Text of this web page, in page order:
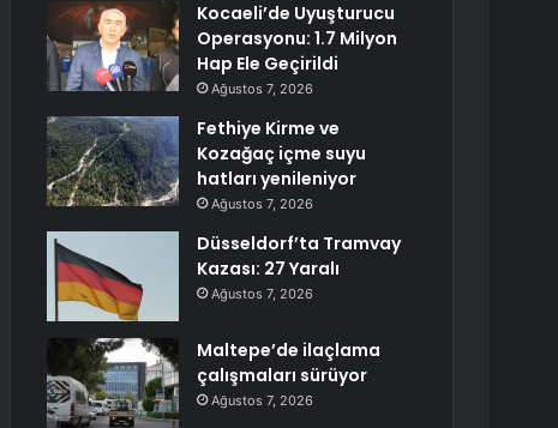
Kocaeli’de Uyuşturucu
Operasyonu: 1.7 Milyon
Hap Ele Geçirildi
Ağustos 7, 2026
Fethiye Kirme ve
Kozağaç içme suyu
hatları yenileniyor
Ağustos 7, 2026
Düsseldorf’ta Tramvay
Kazası: 27 Yaralı
Ağustos 7, 2026
Maltepe’de ilaçlama
çalışmaları sürüyor
Ağustos 7, 2026